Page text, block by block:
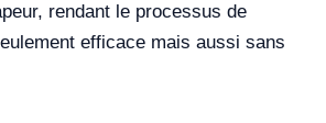
rendant le processus de
efficace mais aussi sans